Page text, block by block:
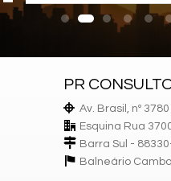
Guarita de segurança
Hall de entrada decorado e
Brinquedoteca
Espaço gourmet
Interfone
PR
Av. Brasil, nº
Esquina Rua
Barra Sul -
Balneário